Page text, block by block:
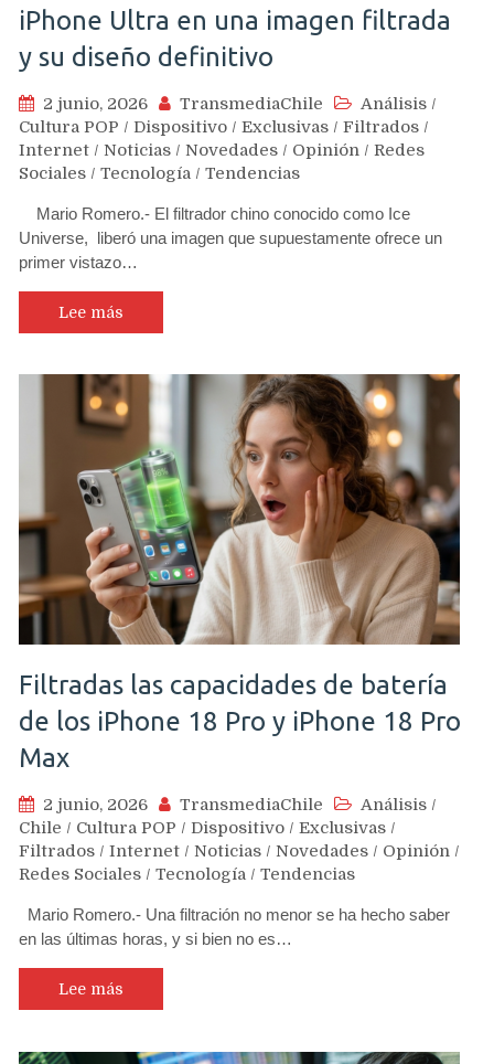
iPhone Ultra en una imagen filtrada
y su diseño definitivo
2 junio, 2026 TransmediaChile Análisis /
Cultura POP / Dispositivo / Exclusivas / Filtrados /
Internet / Noticias / Novedades / Opinión / Redes
Sociales / Tecnología / Tendencias
Mario Romero.- El filtrador chino conocido como Ice
Universe, liberó una imagen que supuestamente ofrece un
primer vistazo…
Lee más
Filtradas las capacidades de batería
de los iPhone 18 Pro y iPhone 18 Pro
Max
2 junio, 2026 TransmediaChile Análisis /
Chile / Cultura POP / Dispositivo / Exclusivas /
Filtrados / Internet / Noticias / Novedades / Opinión /
Redes Sociales / Tecnología / Tendencias
Mario Romero.- Una filtración no menor se ha hecho saber
en las últimas horas, y si bien no es…
Lee más